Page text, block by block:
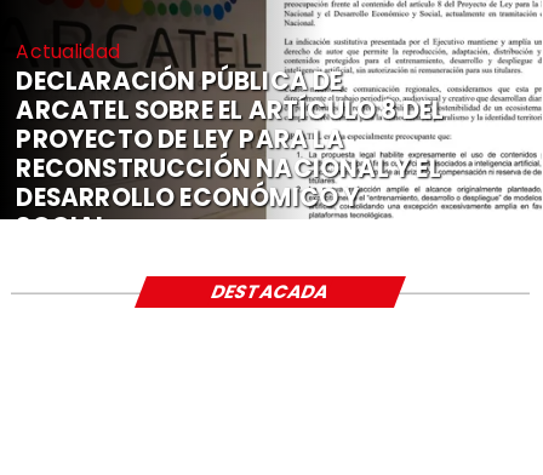
Actualidad
DECLARACIÓN PÚBLICA DE
ARCATEL SOBRE EL ARTÍCULO 8 DEL
PROYECTO DE LEY PARA LA
RECONSTRUCCIÓN NACIONAL Y EL
DESARROLLO ECONÓMICO Y
SOCIAL
DESTACADA